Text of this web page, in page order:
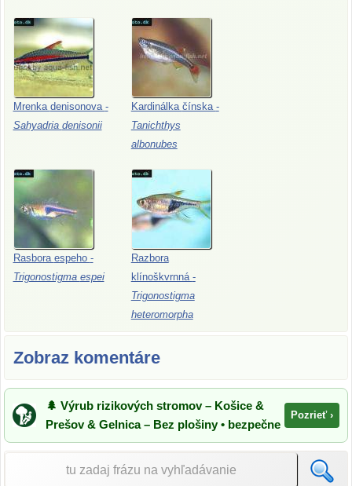
Mrenka denisonova -
Sahyadria denisonii
Kardinálka čínska -
Tanichthys
albonubes
Rasbora espeho -
Trigonostigma espei
Razbora
klínoškvrnná -
Trigonostigma
heteromorpha
Zobraz komentáre
🌲 Výrub rizikových stromov – Košice &
Prešov & Gelnica – Bez plošiny • bezpečne
Pozrieť ›